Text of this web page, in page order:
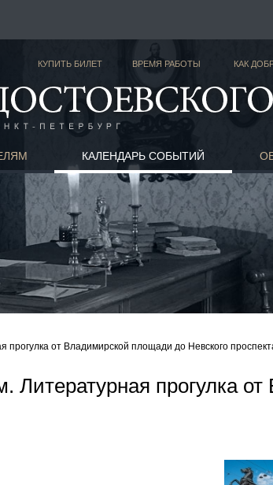
КУПИТЬ БИЛЕТ ВРЕМЯ РАБОТЫ КАК
КАЛЕНДАРЬ СОБЫТИЙ
от Владимирской площади до Невского
прогулка